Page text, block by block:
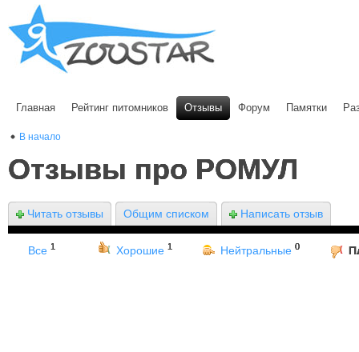
Главная Рейтинг питомников Отзывы Форум Памятки
В начало
Отзывы про РОМУЛ
Читать отзывы Общим списком Написать отзыв
Все 1 Хорошие 1 Нейтральные 0